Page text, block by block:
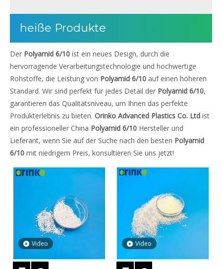
heiße Produkte
Der Polyamid 6/10 ist ein neues Design, durch die
hervorragende Verarbeitungstechnologie und hochwertige
Rohstoffe, die Leistung von Polyamid 6/10 auf einen höheren
Standard. Wir sind perfekt für jedes Detail der Polyamid 6/10,
garantieren das Qualitätsniveau, um Ihnen das perfekte
Produkterlebnis zu bieten. Orinko Advanced Plastics Co. Ltd ist
ein professioneller China Polyamid 6/10 Hersteller und
Lieferant, wenn Sie auf der Suche nach den besten Polyamid
6/10 mit niedrigem Preis, konsultieren Sie uns jetzt!
Video Video